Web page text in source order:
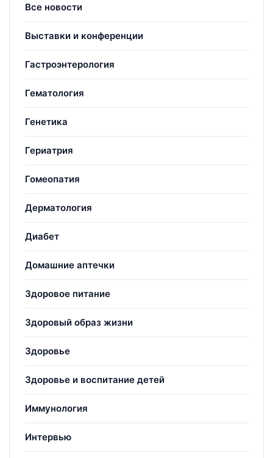
Все новости
Выставки и конференции
Гастроэнтерология
Гематология
Генетика
Гериатрия
Гомеопатия
Дерматология
Диабет
Домашние аптечки
Здоровое питание
Здоровый образ жизни
Здоровье
Здоровье и воспитание детей
Иммунология
Интервью